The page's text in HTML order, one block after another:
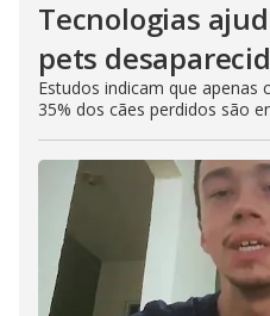
Tecnologias
pets
Estudos indicam que apenas
35% dos cães perdidos são